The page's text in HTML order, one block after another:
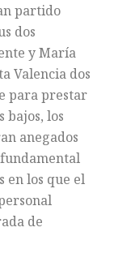
partido
dos
y María
Valencia dos
para prestar
bajos, los
anegados
en los que el
de